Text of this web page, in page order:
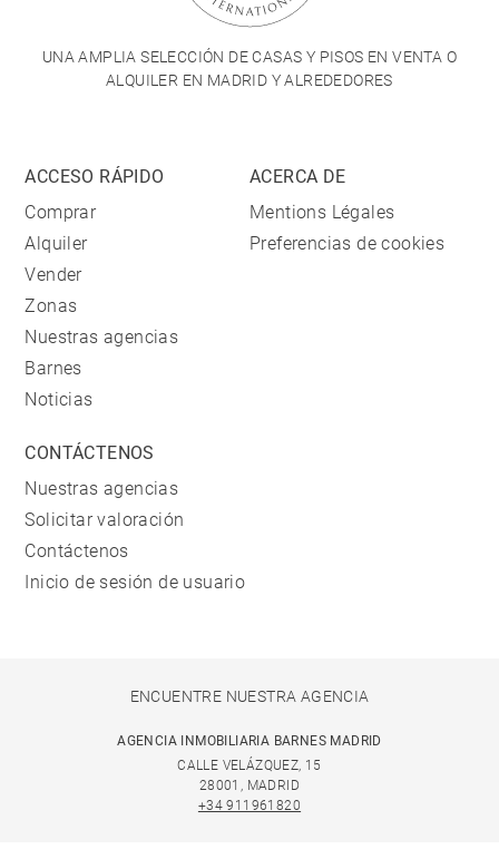
UNA AMPLIA SELECCIÓN DE CASAS Y PISOS EN VENTA O
ALQUILER EN MADRID Y ALREDEDORES
ACCESO RÁPIDO
Comprar
Alquiler
Vender
Zonas
Nuestras agencias
Barnes
Noticias
ACERCA DE
Mentions Légales
Preferencias de cookies
CONTÁCTENOS
Nuestras agencias
Solicitar valoración
Contáctenos
Inicio de sesión de usuario
ENCUENTRE NUESTRA AGENCIA
AGENCIA INMOBILIARIA BARNES MADRID
CALLE VELÁZQUEZ, 15
28001, MADRID
+34 911961820